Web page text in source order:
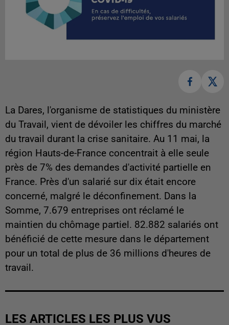
La Dares, l'organisme de statistiques du ministère
du Travail, vient de dévoiler les chiffres du marché
du travail durant la crise sanitaire. Au 11 mai, la
région Hauts-de-France concentrait à elle seule
près de 7% des demandes d'activité partielle en
France. Près d'un salarié sur dix était encore
concerné, malgré le déconfinement. Dans la
Somme, 7.679 entreprises ont réclamé le
maintien du chômage partiel. 82.882 salariés ont
bénéficié de cette mesure dans le département
pour un total de plus de 36 millions d'heures de
travail.
LES ARTICLES LES PLUS VUS